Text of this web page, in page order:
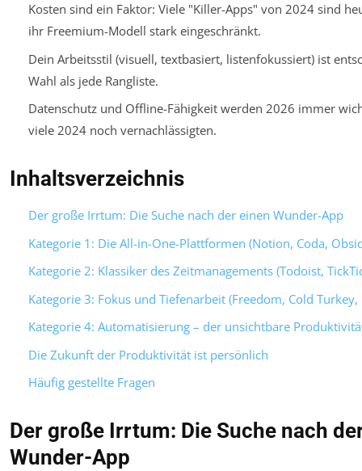
Kosten sind ein Faktor: Viele "Killer-Apps" von 2024 sind
ihr Freemium-Modell stark eingeschränkt.
Dein Arbeitsstil (visuell, textbasiert, listenfokussiert) ist
Wahl als jede Rangliste.
Datenschutz und Offline-Fähigkeit werden 2026 immer
viele 2024 noch vernachlässigten.
Inhaltsverzeichnis
Der große Irrtum: Die Suche nach der einen Wunder-App
Kategorie 1: Die All-in-One-Plattformen (Notion, Coda,
Kategorie 2: Klassiker des Zeitmanagements (Todoist,
Kategorie 3: Fokus und Tiefenarbeit (Freedom, Cold Turkey,
Kategorie 4: Automatisierung – der unsichtbare
Die Zukunft der Produktivität ist persönlich
Häufig gestellte Fragen
Der große Irrtum: Die Suche nach
Wunder-App